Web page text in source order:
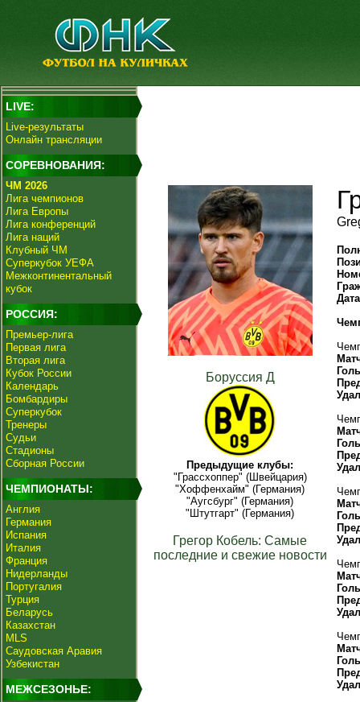
LIVE:
Live-результаты
Онлайн трансляции
СОРЕВНОВАНИЯ:
ЧМ 2026
Лига чемпионов
Лига Европы
Лига конференций
Лига наций
Клубный ЧМ
Суперкубок УЕФА
Межконтинентальный
кубок
РОССИЯ:
Премьер-лига
Первая лига
Вторая лига
Кубок России
Календарь
Бомбардиры
Суперкубок
Тренеры
Судьи
Стадионы
Сборная России
ЧЕМПИОНАТЫ:
Англия
Германия
Испания
Италия
Франция
Нидерланды
Португалия
Турция
Беларусь
Казахстан
MLS
Саудовская Аравия
Узбекистан
МЕЖСЕЗОНЬЕ:
Боруссия Д
Предыдущие клубы:
"Грассхоппер" (Швейцария)
"Хоффенхайм" (Германия)
"Аугсбург" (Германия)
"Штутгарт" (Германия)
Грегор Кобель: Самые
последние и свежие новости